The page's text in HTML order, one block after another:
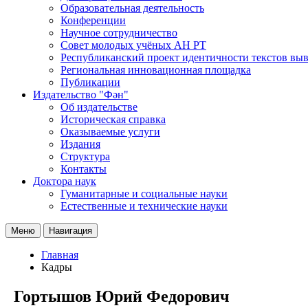
Образовательная деятельность
Конференции
Научное сотрудничество
Совет молодых учёных АН РТ
Республиканский проект идентичности текстов
Региональная инновационная площадка
Публикации
Издательство "Фән"
Об издательстве
Историческая справка
Оказываемые услуги
Издания
Структура
Контакты
Доктора наук
Гуманитарные и социальные науки
Естественные и технические науки
Меню Навигация
Главная
Кадры
Гортышов Юрий Федорович